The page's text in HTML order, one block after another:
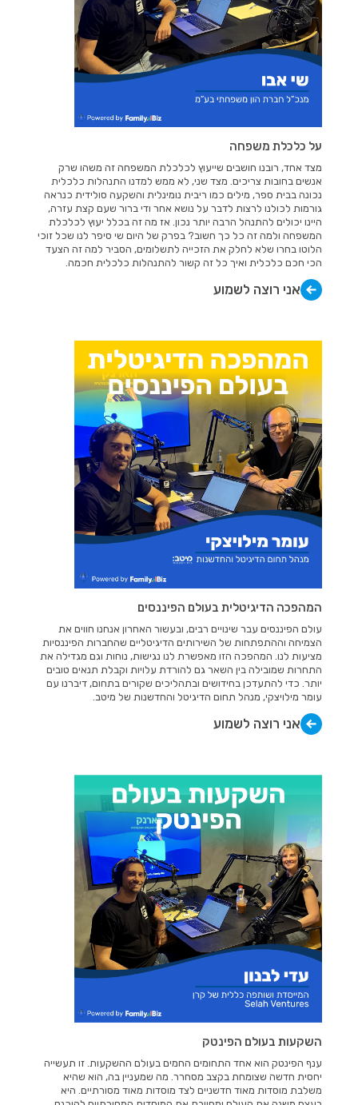
על כלכלת משפחה
מצד אחד, רובנו חושבים שייעוץ לכלכלת המשפחה זה משהו שרק
אנשים בחובות צריכים. מצד שני, לא ממש למדנו התנהלות כלכלית
נכונה בבית ספר, מילים כמו ריבית נומינלית והשקעה סולידית כנראה
גורמות לכולנו לרצות לדבר על נושא אחר ודי ברור שעם קצת עזרה,
היינו יכולים להתנהל הרבה יותר נכון. אז מה זה בכלל יעוץ לכלכלת
המשפחה ולמה זה כל כך חשוב? בפרק של היום שי סיפר לנו שכל זוכי
הלוטו בחרו שלא לחלק את הזכייה לתשלומים, הסביר למה זה הצעד
הכי חכם כלכלית ואיך כל זה קשור להתנהלות כלכלית חכמה.
אני רוצה לשמוע
המהפכה הדיגיטלית בעולם הפיננסים
עולם הפיננסים עבר שינויים רבים, ובעשור האחרון אנחנו חווים את
הצמיחה וההתפתחות של השירותים הדיגיטליים שהחברות הפיננסיות
מציעות לנו. המהפכה הזו מאפשרת לנו נגישות, נוחות וגם מגדילה את
התחרות שמובילה בין השאר גם להורדת עלויות וקבלת תנאים טובים
יותר. כדי להתעדכן בחידושים ובתהליכים שקורים בתחום, דיברנו עם
עומר מילויצקי, מנהל תחום הדיגיטל והחדשנות של מיטב.
אני רוצה לשמוע
השקעות בעולם הפינטק
ענף הפינטק הוא אחד התחומים החמים בעולם ההשקעות. זו תעשייה
יחסית חדשה שצומחת בקצב מסחרר. מה שמעניין בה, הוא שהיא
משלבת מוסדות מאוד חדשניים לצד מוסדות מאוד מסורתיים. היא